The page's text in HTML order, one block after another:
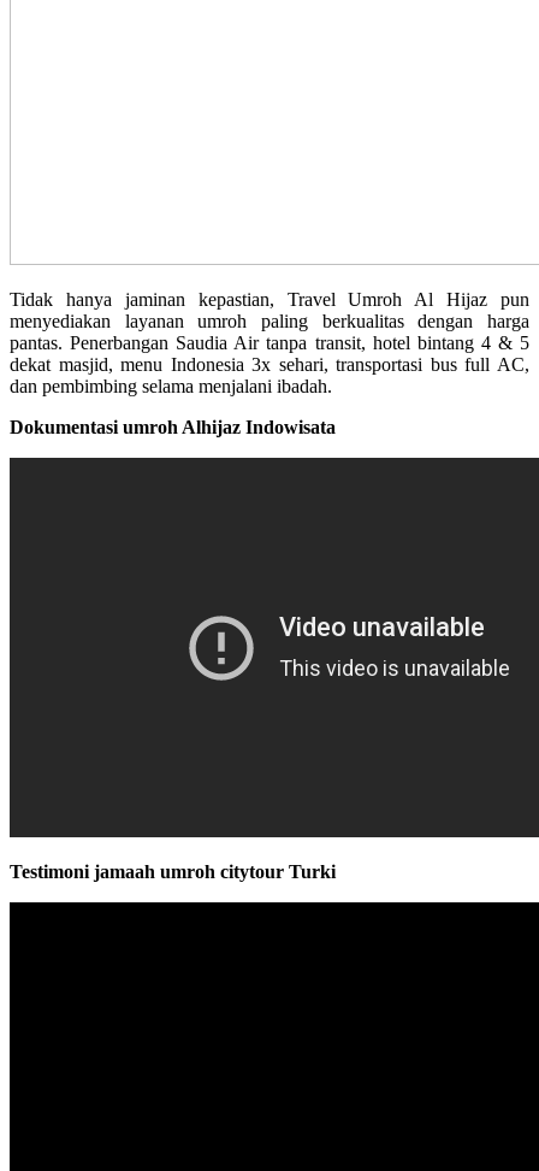
Tidak hanya jaminan kepastian, Travel Umroh Al Hijaz pun
menyediakan layanan umroh paling berkualitas dengan harga
pantas. Penerbangan Saudia Air tanpa transit, hotel bintang 4 & 5
dekat masjid, menu Indonesia 3x sehari, transportasi bus full AC,
dan pembimbing selama menjalani ibadah.
Dokumentasi umroh Alhijaz Indowisata
Testimoni jamaah umroh citytour Turki